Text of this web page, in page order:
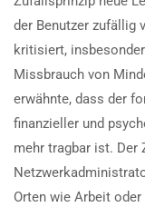
der Benutzer zufällig
kritisiert,
Missbrauch von
erwähnte, dass der
finanzieller und
mehr tragbar ist. Der
Orten wie Arbeit